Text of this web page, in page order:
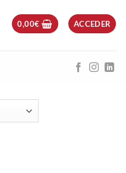
0,00€ ACCEDER